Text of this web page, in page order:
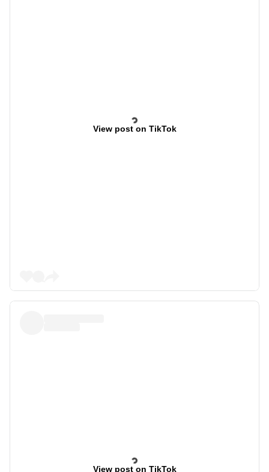
View post on TikTok
View post on TikTok